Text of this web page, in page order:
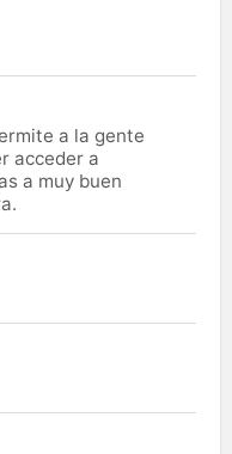
a la gente
acceder a
a muy buen